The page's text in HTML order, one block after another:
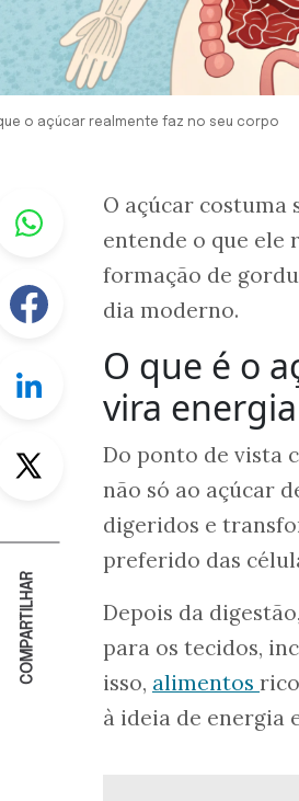
o açúcar realmente faz no seu corpo
Whastapp
Facebook
Linkedin
Twitter
COMPARTILHAR
O açúcar costuma
entende o que ele
formação de
dia moderno.
O que é o
vira energia
Do ponto de vista
não só ao açúcar
digeridos e
preferido das
Depois da
para os tecidos,
isso, alimentos
à ideia de energia